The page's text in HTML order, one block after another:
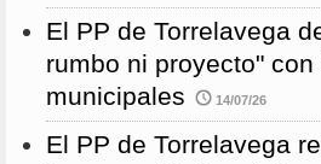
El PP de Torrelavega
rumbo ni proyecto"
municipales
14/07/26
El PP de Torrelavega